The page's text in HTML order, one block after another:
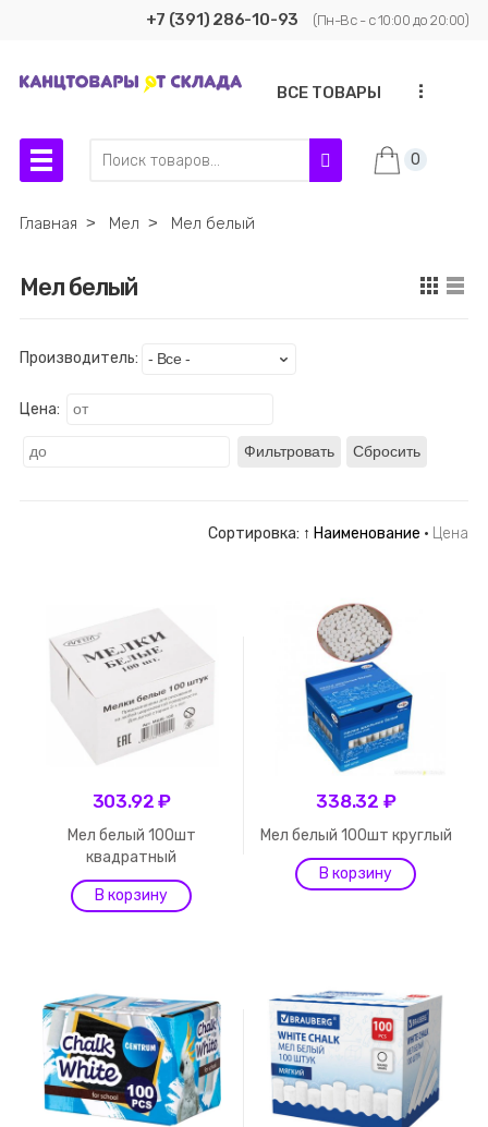
+7 (391) 286-10-93 (Пн-Вс - с 10:00 до 20:00)
ВСЕ ТОВАРЫ ...
0
Главная ˃ Мел ˃ Мел белый
Мел белый
Производитель:
Цена:
Фильтровать Сбросить
Сортировка: ↑ Наименование · Цена
303.92 ₽
Мел белый 100шт
квадратный
338.32 ₽
Мел белый 100шт круглый